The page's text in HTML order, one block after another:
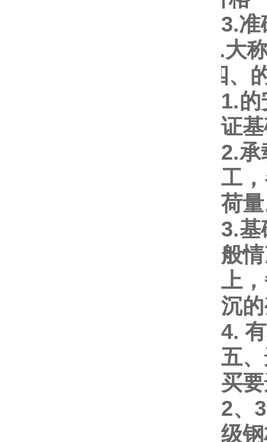
3.准
4.大
四、
1.
证
2.承
工
荷
3.基
般
上
沉
4.
五
买
2、 3
级